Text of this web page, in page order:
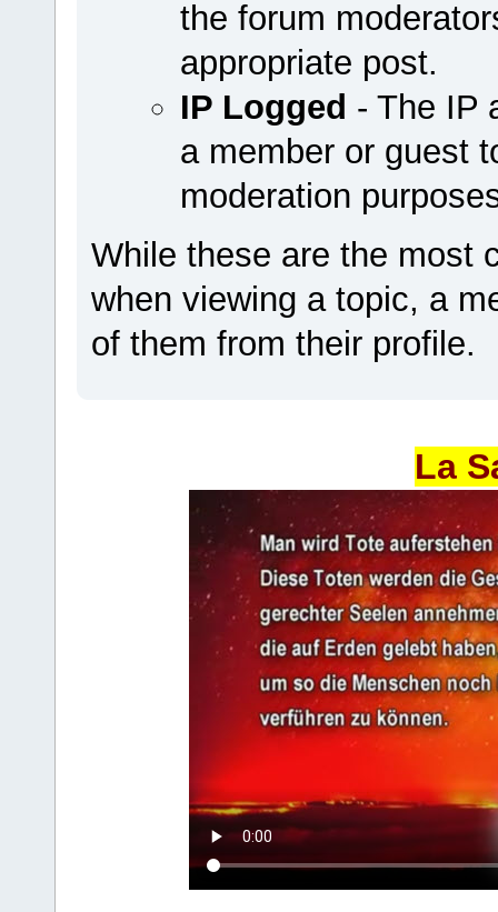
the forum
appropriate post.
IP Logged - The IP
a member or guest
moderation
While these are the most
when viewing a topic, a
of them from their profile.
La